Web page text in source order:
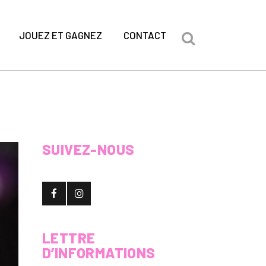
JOUEZ ET GAGNEZ CONTACT
SUIVEZ-NOUS
LETTRE
D’INFORMATIONS